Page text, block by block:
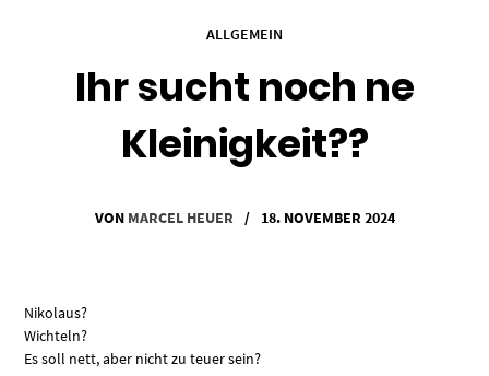
ALLGEMEIN
Ihr sucht noch ne
Kleinigkeit??
VON MARCEL HEUER / 18. NOVEMBER 2024
Nikolaus?
Wichteln?
Es soll nett, aber nicht zu teuer sein?